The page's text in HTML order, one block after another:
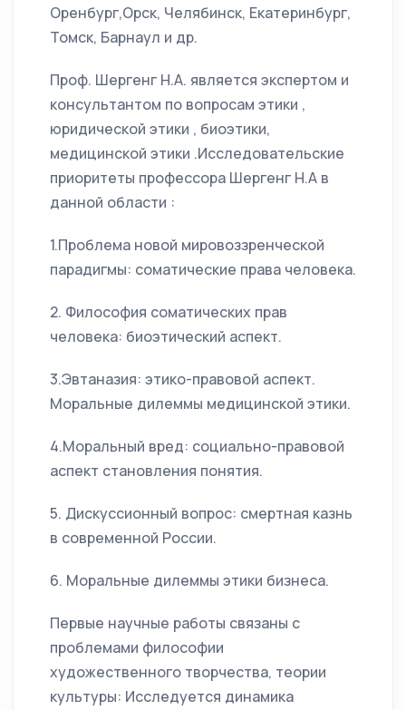
Оренбург,Орск, Челябинск, Екатеринбург,
Томск, Барнаул и др.
Проф. Шергенг Н.А. является экспертом и
консультантом по вопросам этики ,
юридической этики , биоэтики,
медицинской этики .Исследовательские
приоритеты профессора Шергенг Н.А в
данной области :
1.Проблема новой мировоззренческой
парадигмы: соматические права человека.
2. Философия соматических прав
человека: биоэтический аспект.
3.Эвтаназия: этико-правовой аспект.
Моральные дилеммы медицинской этики.
4.Моральный вред: социально-правовой
аспект становления понятия.
5. Дискуссионный вопрос: смертная казнь
в современной России.
6. Моральные дилеммы этики бизнеса.
Первые научные работы связаны с
проблемами философии
художественного творчества, теории
культуры: Исследуется динамика